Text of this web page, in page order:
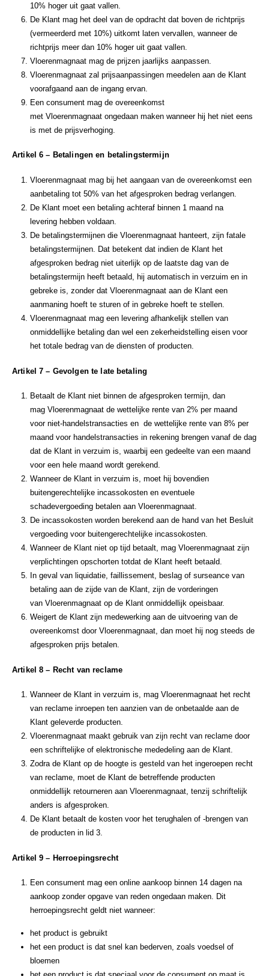
10% hoger uit gaat vallen.
De Klant mag het deel van de opdracht dat boven de richtprijs
(vermeerderd met 10%) uitkomt laten vervallen, wanneer de
richtprijs meer dan 10% hoger uit gaat vallen.
Vloerenmagnaat mag de prijzen jaarlijks aanpassen.
Vloerenmagnaat zal prijsaanpassingen meedelen aan de Klant
voorafgaand aan de ingang ervan.
Een consument mag de overeenkomst
met Vloerenmagnaat ongedaan maken wanneer hij het niet eens
is met de prijsverhoging.
Artikel 6 – Betalingen en betalingstermijn
Vloerenmagnaat mag bij het aangaan van de overeenkomst een
aanbetaling tot 50% van het afgesproken bedrag verlangen.
De Klant moet een betaling achteraf binnen 1 maand na
levering hebben voldaan.
De betalingstermijnen die Vloerenmagnaat hanteert, zijn fatale
betalingstermijnen. Dat betekent dat indien de Klant het
afgesproken bedrag niet uiterlijk op de laatste dag van de
betalingstermijn heeft betaald, hij automatisch in verzuim en in
gebreke is, zonder dat Vloerenmagnaat aan de Klant een
aanmaning hoeft te sturen of in gebreke hoeft te stellen.
Vloerenmagnaat mag een levering afhankelijk stellen van
onmiddellijke betaling dan wel een zekerheidstelling eisen voor
het totale bedrag van de diensten of producten.
Artikel 7 – Gevolgen te late betaling
Betaalt de Klant niet binnen de afgesproken termijn, dan
mag Vloerenmagnaat de wettelijke rente van 2% per maand
voor niet-handelstransacties en de wettelijke rente van 8% per
maand voor handelstransacties in rekening brengen vanaf de dag
dat de Klant in verzuim is, waarbij een gedeelte van een maand
voor een hele maand wordt gerekend.
Wanneer de Klant in verzuim is, moet hij bovendien
buitengerechtelijke incassokosten en eventuele
schadevergoeding betalen aan Vloerenmagnaat.
De incassokosten worden berekend aan de hand van het Besluit
vergoeding voor buitengerechtelijke incassokosten.
Wanneer de Klant niet op tijd betaalt, mag Vloerenmagnaat zijn
verplichtingen opschorten totdat de Klant heeft betaald.
In geval van liquidatie, faillissement, beslag of surseance van
betaling aan de zijde van de Klant, zijn de vorderingen
van Vloerenmagnaat op de Klant onmiddellijk opeisbaar.
Weigert de Klant zijn medewerking aan de uitvoering van de
overeenkomst door Vloerenmagnaat, dan moet hij nog steeds de
afgesproken prijs betalen.
Artikel 8 – Recht van reclame
Wanneer de Klant in verzuim is, mag Vloerenmagnaat het recht
van reclame inroepen ten aanzien van de onbetaalde aan de
Klant geleverde producten.
Vloerenmagnaat maakt gebruik van zijn recht van reclame door
een schriftelijke of elektronische mededeling aan de Klant.
Zodra de Klant op de hoogte is gesteld van het ingeroepen recht
van reclame, moet de Klant de betreffende producten
onmiddellijk retourneren aan Vloerenmagnaat, tenzij schriftelijk
anders is afgesproken.
De Klant betaalt de kosten voor het terughalen of -brengen van
de producten in lid 3.
Artikel 9 – Herroepingsrecht
Een consument mag een online aankoop binnen 14 dagen na
aankoop zonder opgave van reden ongedaan maken. Dit
herroepingsrecht geldt niet wanneer:
het product is gebruikt
het een product is dat snel kan bederven, zoals voedsel of
bloemen